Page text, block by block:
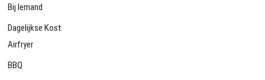
Bij Iemand
Dagelijkse Kost
Airfryer
BBQ